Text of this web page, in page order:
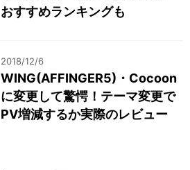
おすすめランキングも
2018/12/6
WING(AFFINGER5)・Cocoon
に変更して驚愕！テーマ変更で
PV増減するか実際のレビュー